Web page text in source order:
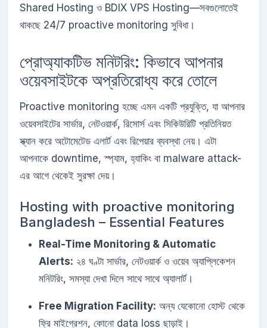
Shared Hosting ও BDIX VPS Hosting—সবগুলোতেই
থাকছে 24/7 proactive monitoring সুবিধা।
প্রোঅ্যাকটিভ মনিটরিং: কিভাবে আপনার
ওয়েবসাইটকে অপ্রতিরোধ্য করে তোলে
Proactive monitoring হচ্ছে এমন একটি প্রযুক্তি, যা আপনার
ওয়েবসাইটের সার্ভার, নেটওয়ার্ক, রিসোর্স এবং সিকিউরিটি প্রতিনিয়ত
স্ক্যান করে অটোমেটেড এলার্ট এবং রিপেয়ার ব্যবস্থা নেয়। এটা
আপনাকে downtime, স্প্যাম, হ্যাকিং বা malware attack-
এর আগে থেকেই সুরক্ষা দেয়।
Hosting with proactive monitoring
Bangladesh – Essential Features
Real-Time Monitoring & Automatic
Alerts: ২৪ ঘণ্টা সার্ভার, নেটওয়ার্ক ও ওয়েব অ্যাপ্লিকেশন
মনিটরিং, সমস্যা দেখা দিলে সাথে সাথে অ্যালার্ট।
Free Migration Facility: অন্য যেকোনো হোস্ট থেকে
ফ্রি মাইগ্রেশন, কোনো data loss ছাড়াই।